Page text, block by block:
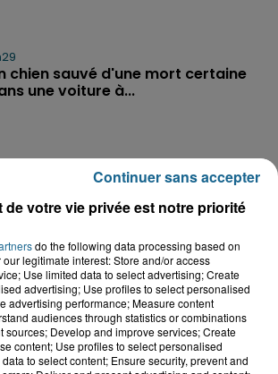
chien sauvé d'une mort certaine
une voiture à...
de votre vie privée est notre priorité
do the following data processing based on
legitimate interest: Store and/or access
Use limited data to select advertising; Create
advertising; Use profiles to select personalised
advertising performance; Measure content
audiences through statistics or combinations
sources; Develop and improve services; Create
content; Use profiles to select personalised
to select content; Ensure security, prevent and
Continuer sans accepter